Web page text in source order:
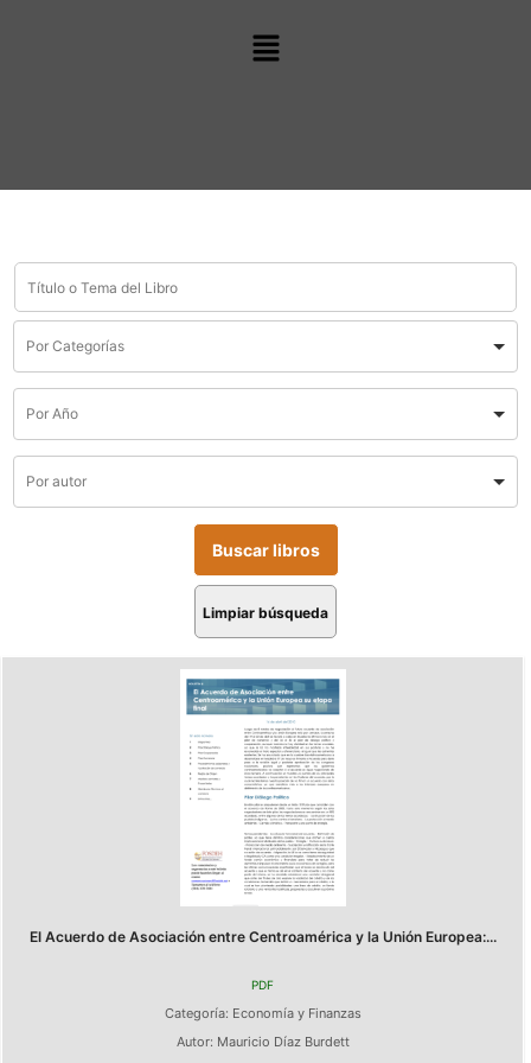
Limpiar búsqueda
El Acuerdo de Asociación entre Centroamérica y la Unión Europea:...
PDF
Categoría: Economía y Finanzas
Autor: Mauricio Díaz Burdett